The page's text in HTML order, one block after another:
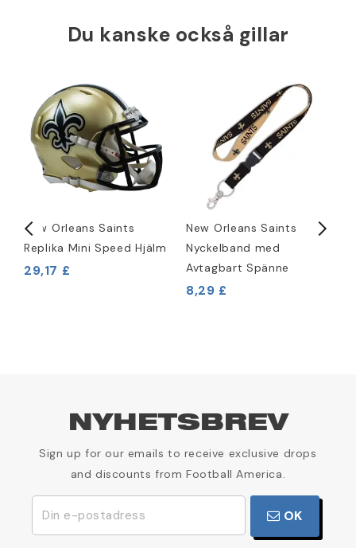
Du kanske också gillar
New Orleans Saints
Replika Mini Speed Hjälm
29,17 £
New Orleans Saints
Nyckelband med
Avtagbart Spänne
8,29 £
NYHETSBREV
Sign up for our emails to receive exclusive drops
and discounts from Football America.
OK